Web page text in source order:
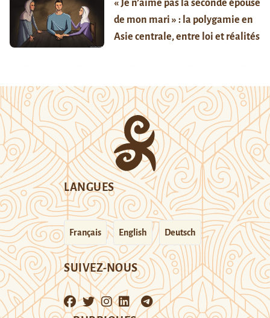
« Je n’aime pas la seconde épouse
de mon mari » : la polygamie en
Asie centrale, entre loi et réalités
LANGUES
Français English Deutsch
SUIVEZ-NOUS